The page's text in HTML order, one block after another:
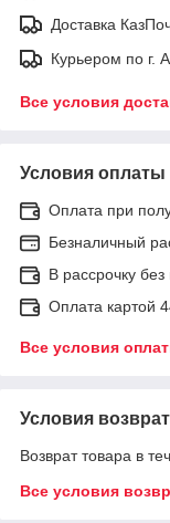
Доставка
Курьером по г.
Все условия
Условия оплаты
Оплата при
Безналичный
В рассрочку
Оплата картой
Все условия
Условия
Возврат товара в
Все условия